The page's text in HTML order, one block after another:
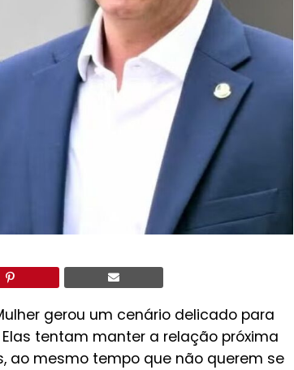
gerou um cenário delicado para
tentam manter a relação próxima
mesmo tempo que não querem se